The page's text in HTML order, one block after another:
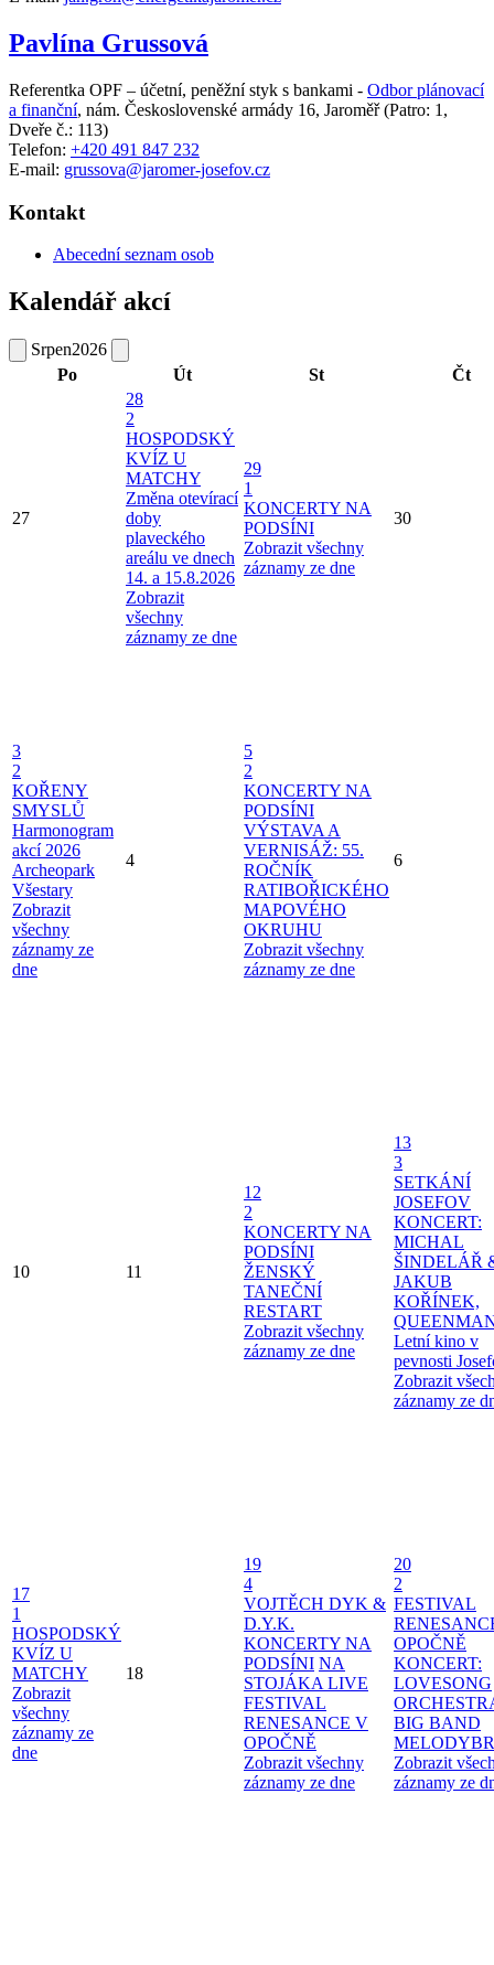
Pavlína Grussová
Referentka OPF – účetní, peněžní styk s bankami - Odbor plánovací
a finanční, nám. Československé armády 16, Jaroměř(Patro: 1,
Dveře č.: 113)
Telefon: +420 491 847 232
E-mail: grussova@jaromer-josefov.cz
Kontakt
Abecední seznam osob
Kalendář akcí
Srpen2026
Po
Út St Čt
27
28
2
HOSPODSKÝ
KVÍZ U
MATCHY
Změna otevírací
doby
plaveckého
areálu ve dnech
14. a 15.8.2026
Zobrazit
všechny
záznamy ze dne
29
1
KONCERTY NA
PODSÍNI
Zobrazit všechny
záznamy ze dne
30
3
2
KOŘENY
SMYSLŮ
Harmonogram
akcí 2026
Archeopark
Všestary
Zobrazit
všechny
záznamy ze
dne
4
5
2
KONCERTY NA
PODSÍNI
VÝSTAVA A
VERNISÁŽ: 55.
ROČNÍK
RATIBOŘICKÉHO
MAPOVÉHO
OKRUHU
Zobrazit všechny
záznamy ze dne
6
10 11
12
2
KONCERTY NA
PODSÍNI
ŽENSKÝ
TANEČNÍ
RESTART
Zobrazit všechny
záznamy ze dne
13
3
SETKÁNÍ
JOSEFOV
KONCERT:
MICHAL
ŠINDELÁŘ
JAKUB
KOŘÍNEK,
Letní kino v
pevnosti
Zobrazit
záznamy ze
17
1
HOSPODSKÝ
KVÍZ U
MATCHY
Zobrazit
všechny
záznamy ze
dne
18
19
4
VOJTĚCH DYK &
D.Y.K.
KONCERTY NA
PODSÍNI NA
STOJÁKA LIVE
FESTIVAL
RENESANCE V
OPOČNĚ
Zobrazit všechny
záznamy ze dne
20
2
FESTIVAL
OPOČNĚ
KONCERT:
LOVESONG
BIG BAND
Zobrazit
záznamy ze